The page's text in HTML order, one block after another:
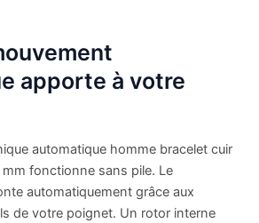
apporte à votre
automatique homme bracelet cuir
fonctionne sans pile. Le
automatiquement grâce aux
de votre poignet. Un rotor interne